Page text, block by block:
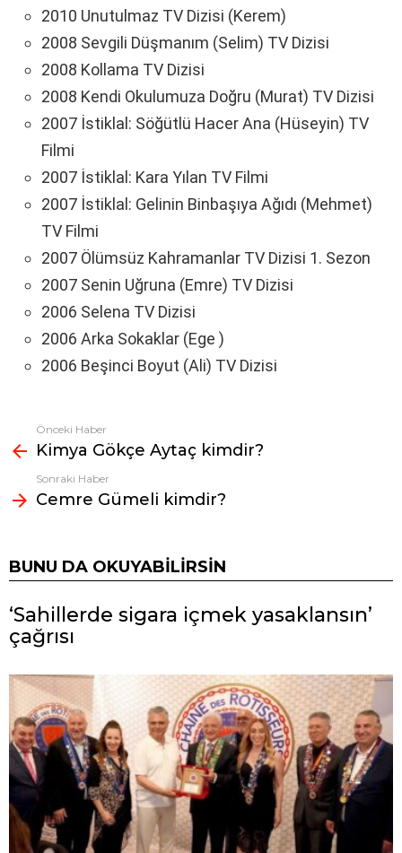
2010 Unutulmaz TV Dizisi (Kerem)
2008 Sevgili Düşmanım (Selim) TV Dizisi
2008 Kollama TV Dizisi
2008 Kendi Okulumuza Doğru (Murat) TV Dizisi
2007 İstiklal: Söğütlü Hacer Ana (Hüseyin) TV
Filmi
2007 İstiklal: Kara Yılan TV Filmi
2007 İstiklal: Gelinin Binbaşıya Ağıdı (Mehmet)
TV Filmi
2007 Ölümsüz Kahramanlar TV Dizisi 1. Sezon
2007 Senin Uğruna (Emre) TV Dizisi
2006 Selena TV Dizisi
2006 Arka Sokaklar (Ege )
2006 Beşinci Boyut (Ali) TV Dizisi
Fazlasına
bak
Önceki Haber
Kimya Gökçe Aytaç kimdir?
Sonraki Haber
Cemre Gümeli kimdir?
BUNU DA OKUYABILIRSIN
‘Sahillerde sigara içmek yasaklansın’
çağrısı